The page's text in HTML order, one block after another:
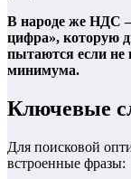
В народе же НДС —
цифра», которую
пытаются если не
минимума.
Ключевые
Для поисковой
встроенные фразы: